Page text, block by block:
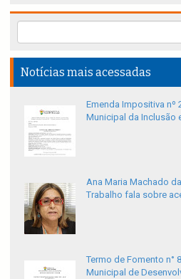
Notícias mais acessadas
Emenda Impositiva nº
Municipal da Inclusão
Ana Maria Machado
Trabalho fala sobre
Termo de Fomento n°
Municipal de